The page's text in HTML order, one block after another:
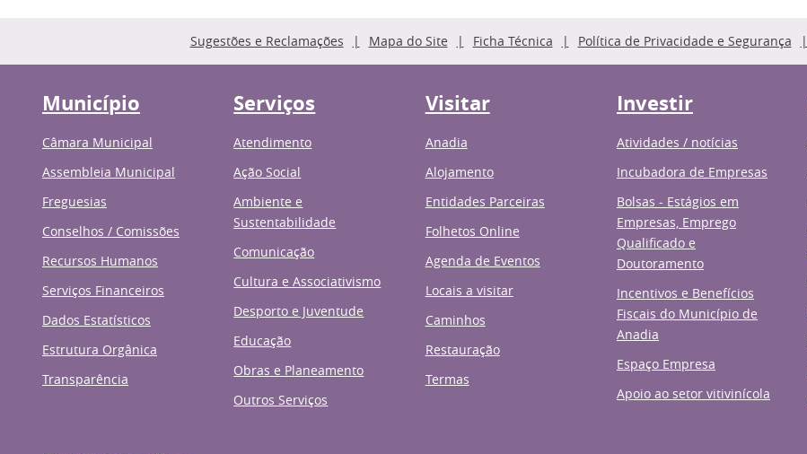
Sugestões e Reclamações Mapa do Site Ficha Técnica Política de Privacidade e Segurança
Município
Câmara Municipal
Assembleia Municipal
Freguesias
Conselhos / Comissões
Recursos Humanos
Serviços Financeiros
Dados Estatísticos
Estrutura Orgânica
Transparência
Serviços
Atendimento
Ação Social
Ambiente e
Sustentabilidade
Comunicação
Cultura e Associativismo
Desporto e Juventude
Educação
Obras e Planeamento
Outros Serviços
Visitar
Anadia
Alojamento
Entidades Parceiras
Folhetos Online
Agenda de Eventos
Locais a visitar
Caminhos
Restauração
Termas
Investir
Atividades / notícias
Incubadora de Empresas
Bolsas - Estágios em
Empresas, Emprego
Qualificado e
Doutoramento
Incentivos e Benefícios
Fiscais do Município de
Anadia
Espaço Empresa
Apoio ao setor vitivinícola